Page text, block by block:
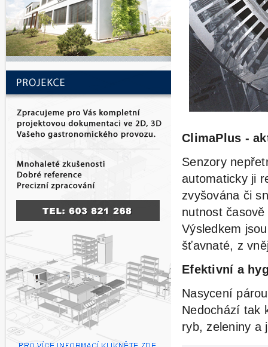
ClimaPlus -
Senzory
automaticky ji
zvyšována či
nutnost
Výsledkem
šťavnaté, z
Efektivní a
Nasycení
Nedochází tak
ryb, zeleniny a